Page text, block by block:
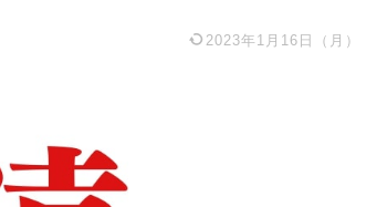
2023年1月16日（月）